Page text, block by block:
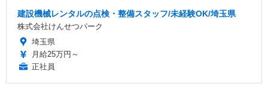
建設機械レンタルの点検・整備スタッフ/未経験OK/埼玉県
株式会社けんせつパーク
埼玉県
月給25万円～
正社員